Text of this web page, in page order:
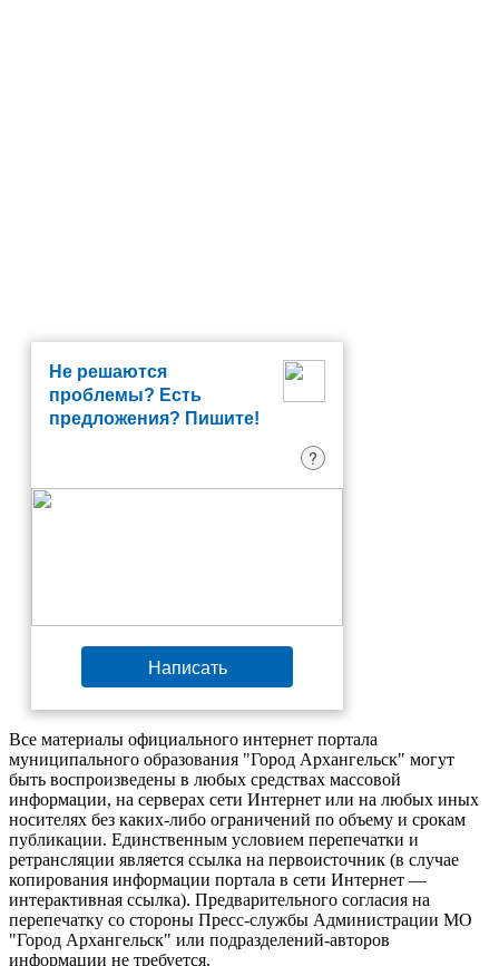
Не решаются
проблемы? Есть
предложения? Пишите!
?
Написать
Все материалы официального интернет портала
муниципального образования "Город Архангельск" могут
быть воспроизведены в любых средствах массовой
информации, на серверах сети Интернет или на любых иных
носителях без каких-либо ограничений по объему и срокам
публикации. Единственным условием перепечатки и
ретрансляции является ссылка на первоисточник (в случае
копирования информации портала в сети Интернет —
интерактивная ссылка). Предварительного согласия на
перепечатку со стороны Пресс-службы Администрации МО
"Город Архангельск" или подразделений-авторов
информации не требуется.